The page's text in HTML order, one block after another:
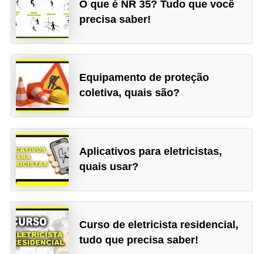
O que é NR 35? Tudo que você
precisa saber!
Equipamento de proteção
coletiva, quais são?
Aplicativos para eletricistas,
quais usar?
Curso de eletricista residencial,
tudo que precisa saber!
m
a
s
l
é
t
r
i
c
o
s
S